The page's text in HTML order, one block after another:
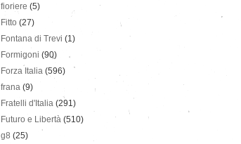
fioriere (5)
Fitto (27)
Fontana di Trevi (1)
Formigoni (90)
Forza Italia (596)
frana (9)
Fratelli d'Italia (291)
Futuro e Libertà (510)
g8 (25)